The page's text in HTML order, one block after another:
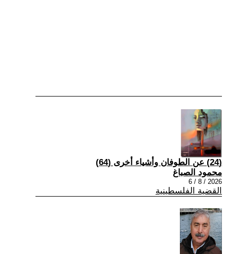
(24) عن الطوفان وأشياء أخرى (64)
محمود الصباغ
2026 / 8 / 6
القضية الفلسطينية